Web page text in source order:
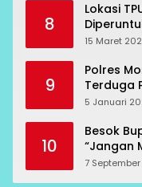
8
Lokasi
15 Maret
9
Polres
Terduga
RCP
5 Januari
10
Besok
“Jangan
7